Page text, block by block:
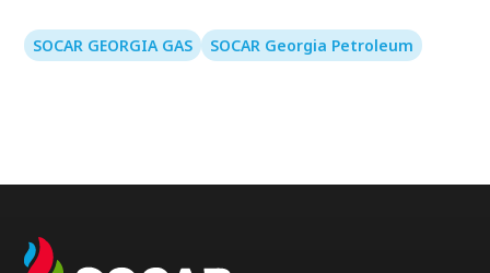
SOCAR GEORGIA GAS SOCAR Georgia Petroleum